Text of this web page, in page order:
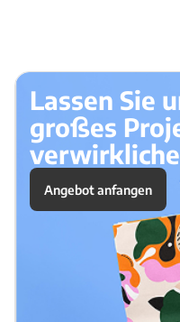
Lassen Sie
großes
Angebot anfangen